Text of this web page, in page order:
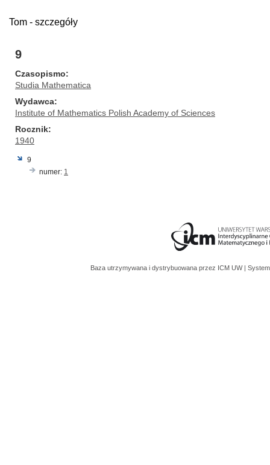
Tom - szczegóły
9
Czasopismo
Studia Mathematica
Wydawca
Institute of Mathematics Polish Academy of Sciences
Rocznik
1940
9
numer: 1
Baza utrzymywana i dystrybuowana przez ICM UW |